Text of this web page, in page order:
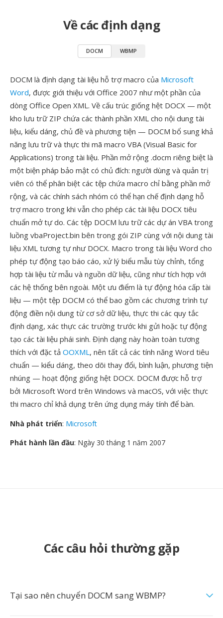
Về các định dạng
DOCM WBMP
DOCM là định dạng tài liệu hỗ trợ macro của Microsoft
Word, được giới thiệu với Office 2007 như một phần của
dòng Office Open XML. Về cấu trúc giống hệt DOCX — một
kho lưu trữ ZIP chứa các thành phần XML cho nội dung tài
liệu, kiểu dáng, chủ đề và phương tiện — DOCM bổ sung khả
năng lưu trữ và thực thi mã macro VBA (Visual Basic for
Applications) trong tài liệu. Phần mở rộng .docm riêng biệt là
một biện pháp bảo mật có chủ đích: người dùng và quản trị
viên có thể phân biệt các tệp chứa macro chỉ bằng phần mở
rộng, và các chính sách nhóm có thể hạn chế định dạng hỗ
trợ macro trong khi vẫn cho phép các tài liệu DOCX tiêu
chuẩn mở tự do. Các tệp DOCM lưu trữ các dự án VBA trong
luồng vbaProject.bin bên trong gói ZIP cùng với nội dung tài
liệu XML tương tự như DOCX. Macro trong tài liệu Word cho
phép tự động tạo báo cáo, xử lý biểu mẫu tùy chỉnh, tổng
hợp tài liệu từ mẫu và nguồn dữ liệu, cũng như tích hợp với
các hệ thống bên ngoài. Một ưu điểm là tự động hóa cấp tài
liệu — một tệp DOCM có thể bao gồm các chương trình tự
động điền nội dung từ cơ sở dữ liệu, thực thi các quy tắc
định dạng, xác thực các trường trước khi gửi hoặc tự động
tạo các tài liệu phái sinh. Định dạng này hoàn toàn tương
thích với đặc tả OOXML, nên tất cả các tính năng Word tiêu
chuẩn — kiểu dáng, theo dõi thay đổi, bình luận, phương tiện
nhúng — hoạt động giống hệt DOCX. DOCM được hỗ trợ
bởi Microsoft Word trên Windows và macOS, với việc thực
thi macro chỉ khả dụng trên ứng dụng máy tính để bàn.
Nhà phát triển: Microsoft
Phát hành lần đầu: Ngày 30 tháng 1 năm 2007
Các câu hỏi thường gặp
Tại sao nên chuyển DOCM sang WBMP?